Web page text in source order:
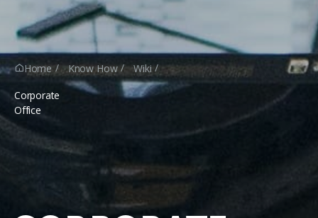
Home Know How Wiki
Corporate
Office